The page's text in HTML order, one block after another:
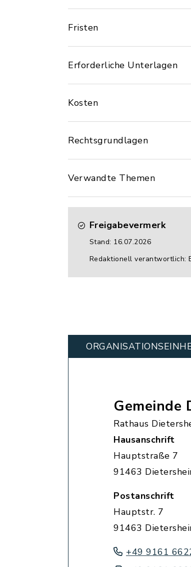
Fristen
Erforderliche Unterlagen
Kosten
Rechtsgrundlagen
Verwandte Themen
Freigabevermerk
Stand: 16.07.2026
Redaktionell verantwortlich:
Gemeinde
Rathaus
Hausanschrift
Hauptstraße 7
91463
Postanschrift
Hauptstr. 7
91463
+49 9161